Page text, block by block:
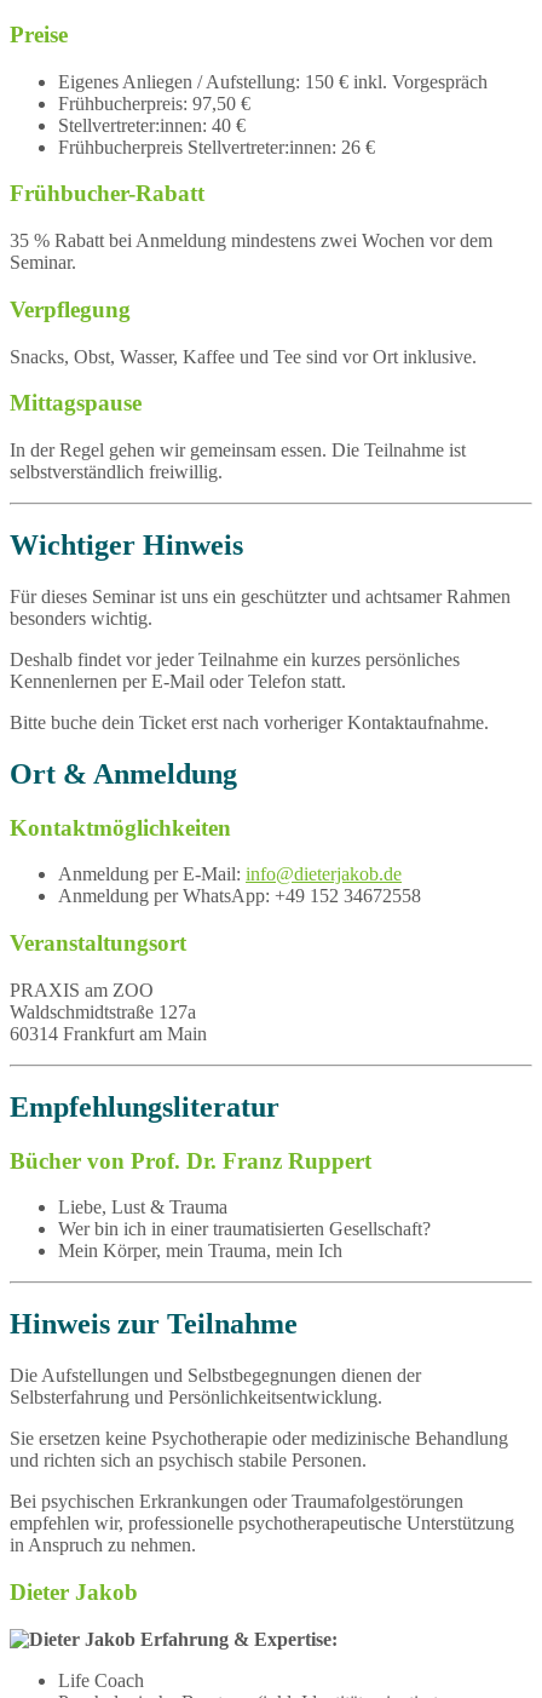
Preise
Eigenes Anliegen / Aufstellung: 150 € inkl. Vorgespräch
Frühbucherpreis: 97,50 €
Stellvertreter:innen: 40 €
Frühbucherpreis Stellvertreter:innen: 26 €
Frühbucher-Rabatt
35 % Rabatt bei Anmeldung mindestens zwei Wochen vor dem
Seminar.
Verpflegung
Snacks, Obst, Wasser, Kaffee und Tee sind vor Ort inklusive.
Mittagspause
In der Regel gehen wir gemeinsam essen. Die Teilnahme ist
selbstverständlich freiwillig.
Wichtiger Hinweis
Für dieses Seminar ist uns ein geschützter und achtsamer Rahmen
besonders wichtig.
Deshalb findet vor jeder Teilnahme ein kurzes persönliches
Kennenlernen per E-Mail oder Telefon statt.
Bitte buche dein Ticket erst nach vorheriger Kontaktaufnahme.
Ort & Anmeldung
Kontaktmöglichkeiten
Anmeldung per E-Mail: info@dieterjakob.de
Anmeldung per WhatsApp: +49 152 34672558
Veranstaltungsort
PRAXIS am ZOO
Waldschmidtstraße 127a
60314 Frankfurt am Main
Empfehlungsliteratur
Bücher von Prof. Dr. Franz Ruppert
Liebe, Lust & Trauma
Wer bin ich in einer traumatisierten Gesellschaft?
Mein Körper, mein Trauma, mein Ich
Hinweis zur Teilnahme
Die Aufstellungen und Selbstbegegnungen dienen der
Selbsterfahrung und Persönlichkeitsentwicklung.
Sie ersetzen keine Psychotherapie oder medizinische Behandlung
und richten sich an psychisch stabile Personen.
Bei psychischen Erkrankungen oder Traumafolgestörungen
empfehlen wir, professionelle psychotherapeutische Unterstützung
in Anspruch zu nehmen.
Dieter Jakob
Erfahrung & Expertise:
Life Coach